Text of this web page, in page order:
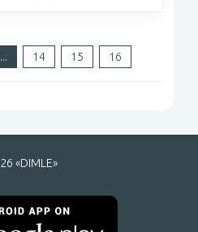
... 14 15 16
«DIMLE»